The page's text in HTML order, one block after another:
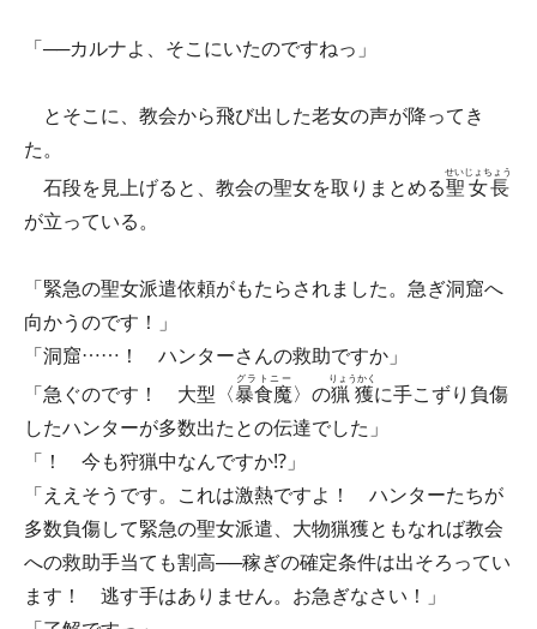
「──カルナよ、そこにいたのですねっ」
とそこに、教会から飛び出した老女の声が降ってき
た。
石段を見上げると、教会の聖女を取りまとめる聖女長
せいじょちょう
が立っている。
「緊急の聖女派遣依頼がもたらされました。急ぎ洞窟へ
向かうのです！」
「洞窟……！ ハンターさんの救助ですか」
「急ぐのです！ 大型〈暴食魔
グラトニー
〉の猟獲
りょうかく
に手こずり負傷
したハンターが多数出たとの伝達でした」
「！ 今も狩猟中なんですか⁉」
「ええそうです。これは激熱ですよ！ ハンターたちが
多数負傷して緊急の聖女派遣、大物猟獲ともなれば教会
への救助手当ても割高──稼ぎの確定条件は出そろってい
ます！ 逃す手はありません。お急ぎなさい！」